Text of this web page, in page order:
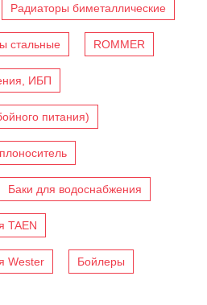
Радиаторы биметаллические
стальные ROMMER
ИБП
питания)
Баки для водоснабжения
TAEN
Wester Бойлеры